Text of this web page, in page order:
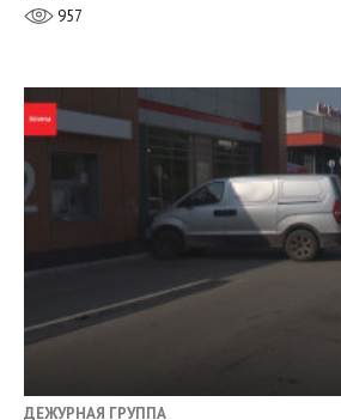
957
ДЕЖУРНАЯ ГРУППА